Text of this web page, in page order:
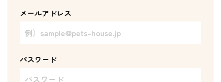
メールアドレス
パスワード